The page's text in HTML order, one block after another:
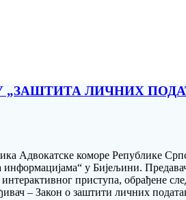
„ЗАШТИТА ЛИЧНИХ
Адвокатске коморе Републике
у Бијељини.
приступа, обрађене
– Закон о заштити личних